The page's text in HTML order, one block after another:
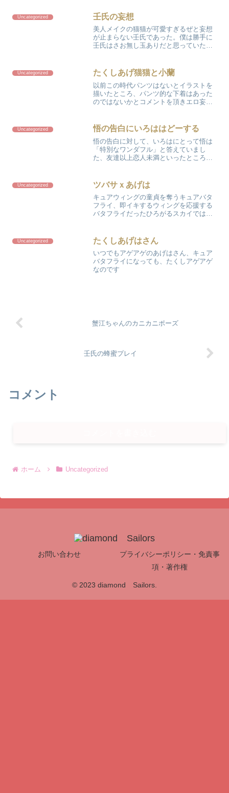
Uncategorized 壬氏の妄想
美人メイクの猫猫が可愛すぎるぜと妄想
が止まらない壬氏であった。僕は勝手に
壬氏はさお無し玉ありだと思っていたの
Uncategorized たくしあげ猫猫と小蘭
以前この時代パンツはないとイラストを
描いたところ、パンツ的な下着はあった
のではないかとコメントを頂きエロ妄想
いますが
Uncategorized 悟の告白にいろははどーする
悟の告白に対して、いろはにとって悟は
「特別なワンダフル」と答えていまし
た、友達以上恋人未満といったところで
Uncategorized ツバサｘあげは
キュアウィングの童貞を奪うキュアバタ
フライ、即イキするウィングを応援する
バタフライだったひろがるスカイではプ
Uncategorized たくしあげはさん
いつでもアゲアゲのあげはさん、キュア
バタフライになっても、たくしアゲアゲ
なのです
蟹江ちゃんのカニカニポーズ
壬氏の蜂蜜プレイ
コメント
ホーム Uncategorized
お問い合わせ
プライバシーポリシー・免責事
項・著作権
© 2023 diamond Sailors.